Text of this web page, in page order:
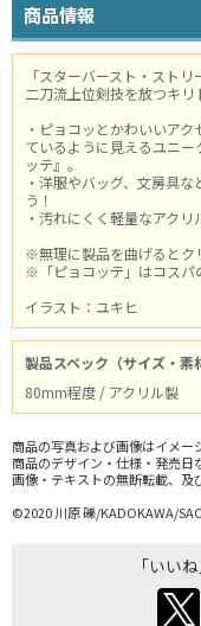
商品情報
「スターバースト・ストリ
二刀流上位剣技を放つキ
・ピョコッとかわいいア
ているように見えるユニ
ッテ』。
・洋服やバッグ、文房具
う！
・汚れにくく軽量なアクリ
※無理に製品を曲げるとク
※「ピョコッテ」はコスパ
イラスト：ユキヒ
製品スペック（サイズ・素
80mm程度 / アクリル製
商品の写真および画像はイメー
商品のデザイン・仕様・発売日
画像・テキストの無断転載、及
©2020 川原 礫/KADOKAWA/
「いい